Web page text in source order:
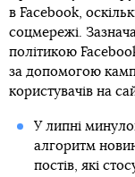
в Facebook,
соцмережі.
політикою
за допомогою
користувачів на
У липні
алгоритм
постів, які